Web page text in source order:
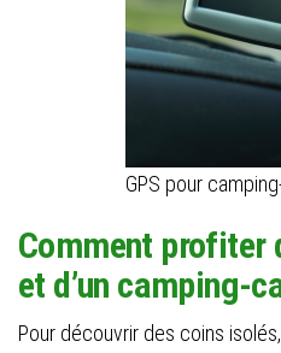
GPS pour
Comment profiter
et d’un camping-
Pour découvrir des coins